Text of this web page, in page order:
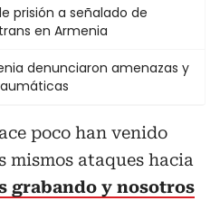
prisión a señalado de
en Armenia
denunciaron amenazas y
poco han venido
mismos ataques hacia
grabando y nosotros